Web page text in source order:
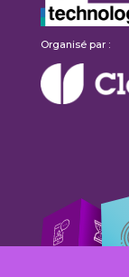
Organisé par :